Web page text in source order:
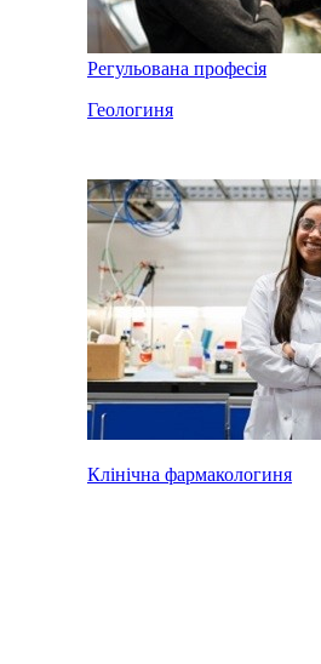
Регульована професія
Геологиня
Клінічна фармакологиня